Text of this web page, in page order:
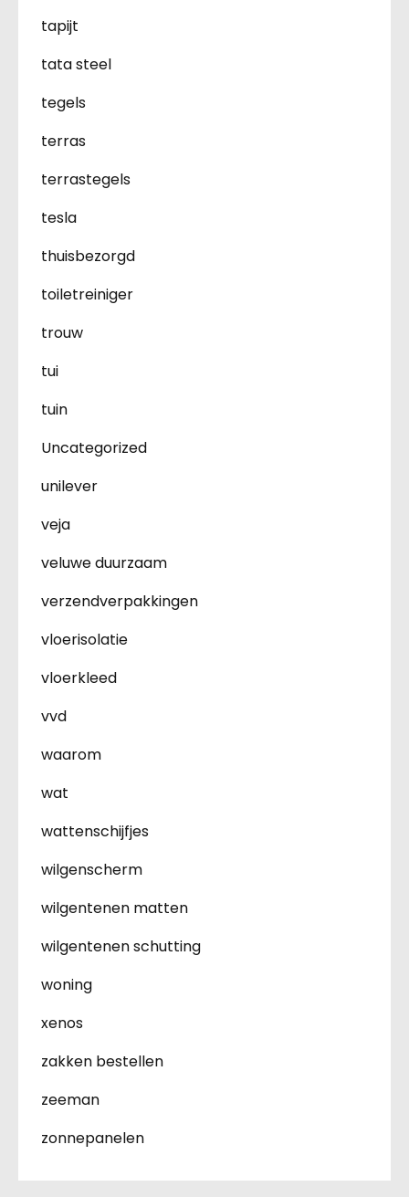
tapijt
tata steel
tegels
terras
terrastegels
tesla
thuisbezorgd
toiletreiniger
trouw
tui
tuin
Uncategorized
unilever
veja
veluwe duurzaam
verzendverpakkingen
vloerisolatie
vloerkleed
vvd
waarom
wat
wattenschijfjes
wilgenscherm
wilgentenen matten
wilgentenen schutting
woning
xenos
zakken bestellen
zeeman
zonnepanelen